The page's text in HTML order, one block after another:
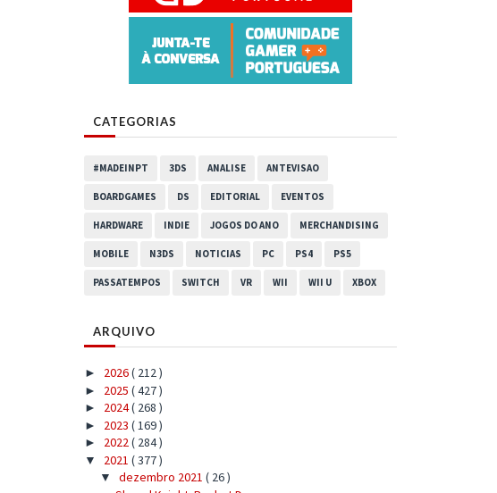
CATEGORIAS
#MADEINPT 3DS ANALISE ANTEVISAO
BOARDGAMES DS EDITORIAL EVENTOS
HARDWARE INDIE JOGOS DO ANO MERCHANDISING
MOBILE N3DS NOTICIAS PC PS4 PS5
PASSATEMPOS SWITCH VR WII WII U XBOX
ARQUIVO
► 2026( 212 )
► 2025 ( 427 )
► 2024( 268 )
► 2023 ( 169 )
► 2022( 284 )
▼ 2021 ( 377 )
▼ dezembro 2021 ( 26 )